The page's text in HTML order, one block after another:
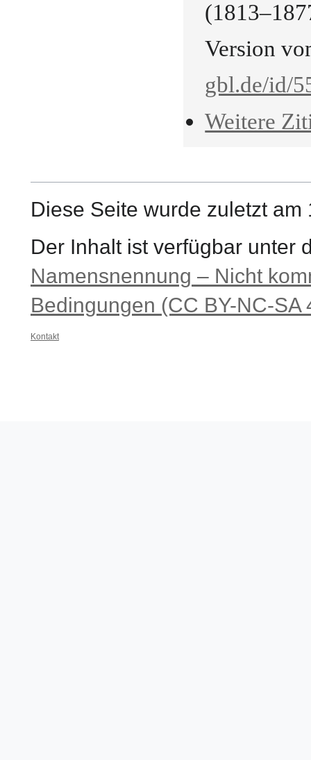
Version
gbl.de/id/
Weitere
Diese Seite wurde zuletzt
Der Inhalt ist verfügbar unter
Namensnennung – Nicht
Bedingungen (CC BY-NC-SA
Kontakt